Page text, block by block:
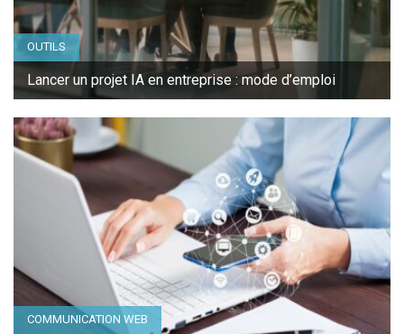
OUTILS
Lancer un projet IA en entreprise : mode d’emploi
COMMUNICATION WEB